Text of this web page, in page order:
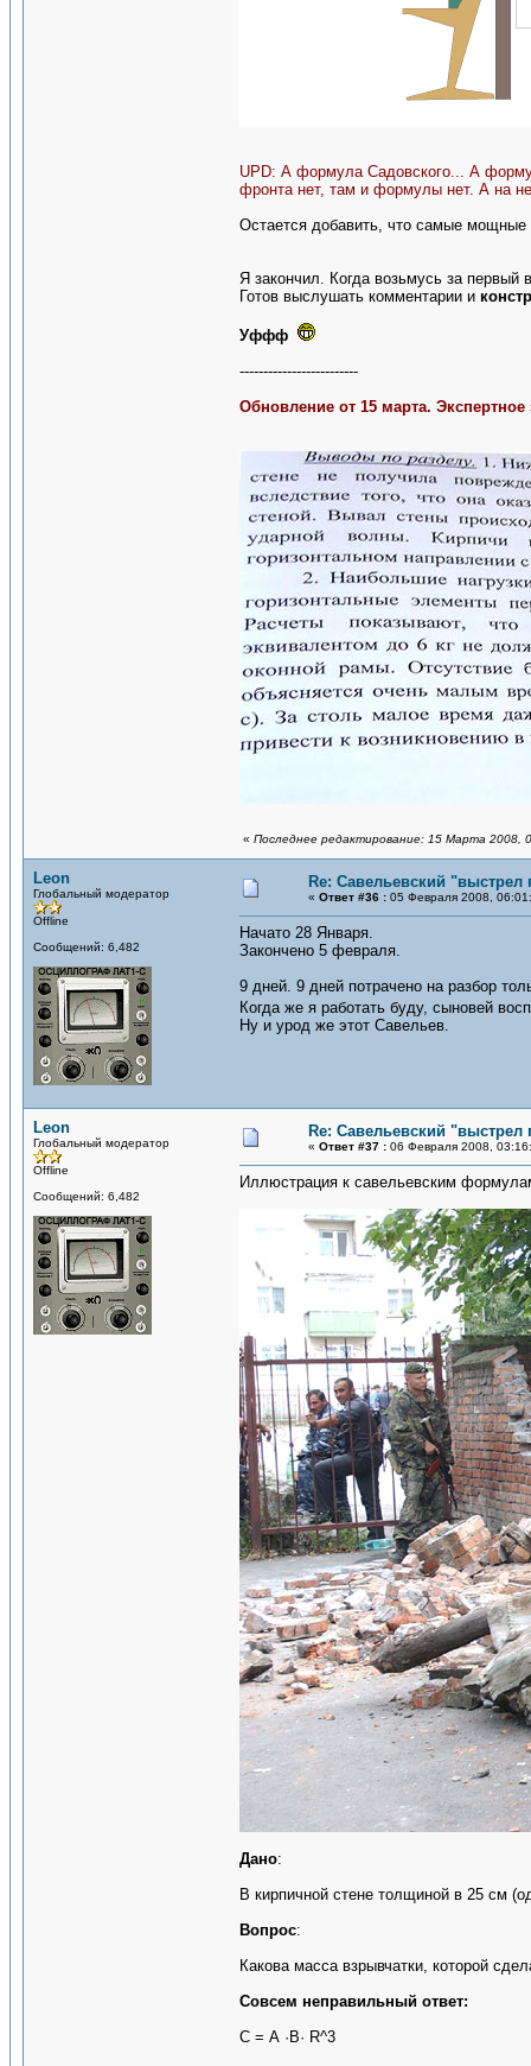
UPD: А формула Садовского... А
фронта нет, там и формулы нет. А на
Остается добавить, что самые
Я закончил. Когда возьмусь за
Готов выслушать комментарии и
Уффф
-------------------------
Обновление от 15 марта.
« Последнее редактирование: 15 Марта 2008,
Leon
Глобальный модератор
Offline
Сообщений: 6,482
Re: Савельевский "выстрел
« Ответ #36 : 05 Февраля 2008,
Начато 28 Января.
Закончено 5 февраля.
9 дней. 9 дней потрачено на разбор
Когда же я работать буду, сыновей
Ну и урод же этот Савельев.
Leon
Глобальный модератор
Offline
Сообщений: 6,482
Re: Савельевский "выстрел
« Ответ #37 : 06 Февраля 2008,
Иллюстрация к савельевским
Дано:
В кирпичной стене толщиной в 25 см
Вопрос:
Какова масса взрывчатки, которой
Совсем неправильный ответ:
С = А ·В· R^3